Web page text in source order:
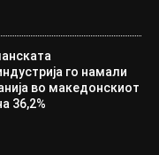
го намали
во македонскиот
36,2%